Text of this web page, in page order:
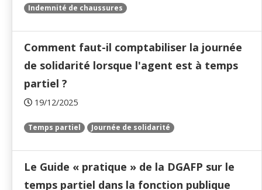
Indemnité de chaussures
Comment faut-il comptabiliser la journée
de solidarité lorsque l'agent est à temps
partiel ?
19/12/2025
Temps partiel Journée de solidarité
Le Guide « pratique » de la DGAFP sur le
temps partiel dans la fonction publique